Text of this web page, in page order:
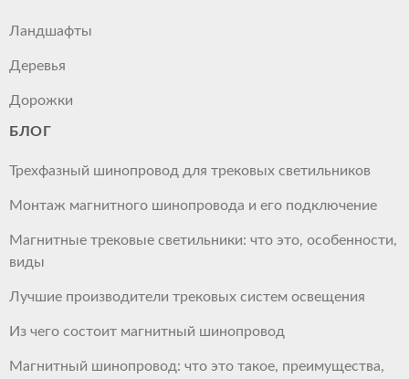
Ландшафты
Деревья
Дорожки
БЛОГ
Трехфазный шинопровод для трековых светильников
Монтаж магнитного шинопровода и его подключение
Магнитные трековые светильники: что это, особенности,
виды
Лучшие производители трековых систем освещения
Из чего состоит магнитный шинопровод
Магнитный шинопровод: что это такое, преимущества,